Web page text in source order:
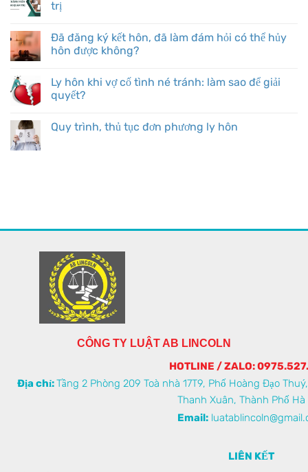
trị
Đã đăng ký kết hôn, đã làm đám hỏi có thể hủy
hôn được không?
Ly hôn khi vợ cố tình né tránh: làm sao để giải
quyết?
Quy trình, thủ tục đơn phương ly hôn
CÔNG TY LUẬT AB LINCOLN
HOTLINE / ZALO:
Địa chỉ:Tầng 2 Phòng 209 Toà nhà 17T9, Phố Hoàng Đạo
Thanh Xuân, Thành Phố Hà
Email:
LIÊN KẾT